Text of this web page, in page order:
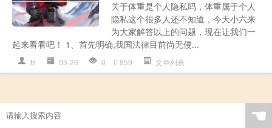
关于体重是个人隐私吗，体重属于个人
隐私这个很多人还不知道，今天小六来
为大家解答以上的问题，现在让我们一
起来看看吧！ 1、首先明确,我国法律目前尚无侵...
tz 03-26 0 859 文章列表
☚